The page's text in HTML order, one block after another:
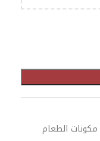
مكونات الطعام